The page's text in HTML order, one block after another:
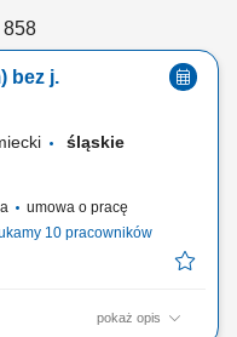
858
bez j.
śląskie
umowa o pracę
10 pracowników
pokaż opis